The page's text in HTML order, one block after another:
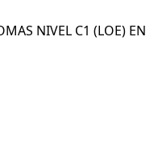
NIVEL C1 (LOE) EN